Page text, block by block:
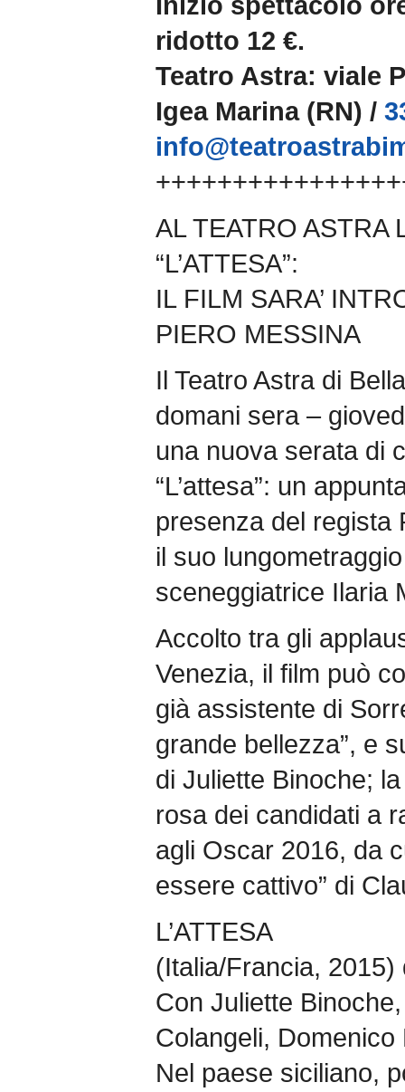
ridotto 12 €.
Teatro Astra: viale
Igea Marina (RN) /
AL TEATRO ASTRA
“L’ATTESA”:
IL FILM SARA’
PIERO MESSINA
Il Teatro Astra di
domani sera –
una nuova serata di
“L’attesa”: un
presenza del regista
il suo
sceneggiatrice Ilaria
Accolto tra gli
Venezia, il film può
già assistente di
grande bellezza”, e
di Juliette Binoche;
rosa dei candidati a
agli Oscar 2016, da
essere cattivo” di
L’ATTESA
(Italia/Francia, 2015)
Con Juliette
Colangeli,
Nel paese siciliano,